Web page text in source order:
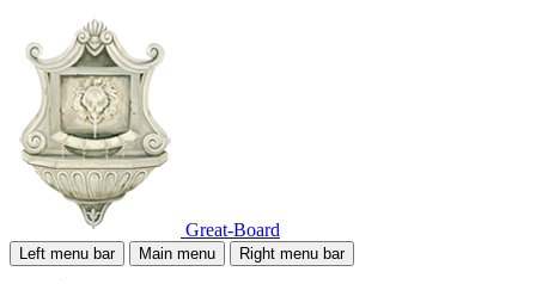
Great-Board
Left menu bar Main menu Right menu bar